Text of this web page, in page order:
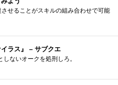
せることがスキルの組み合わせで可能
ラス』 – サブクエ
しないオークを処刑しろ。